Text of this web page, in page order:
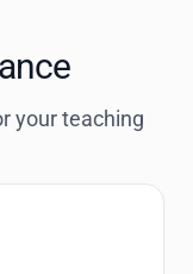
your teaching